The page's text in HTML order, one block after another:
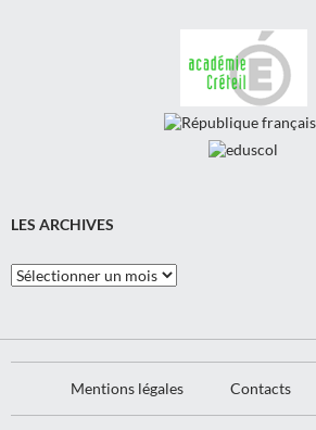
LES ARCHIVES
Les
Archives
Mentions légales Contacts